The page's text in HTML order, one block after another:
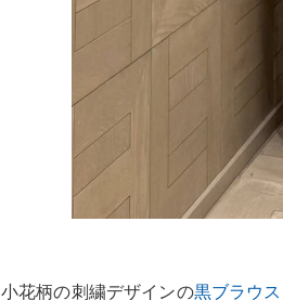
小花柄の刺繍デザインの黒ブラウス